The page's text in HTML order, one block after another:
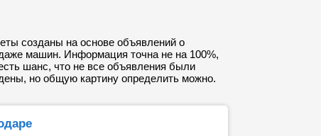
созданы на основе объявлений о
машин. Информация точна не на 100%,
шанс, что не все объявления были
но общую картину определить можно.